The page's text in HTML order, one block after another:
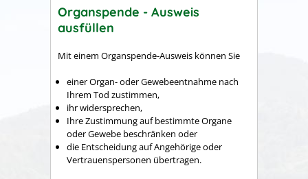
Organspende - Ausweis
ausfüllen
Mit einem Organspende-Ausweis können Sie
einer Organ- oder Gewebeentnahme nach
Ihrem Tod zustimmen,
ihr widersprechen,
Ihre Zustimmung auf bestimmte Organe
oder Gewebe beschränken oder
die Entscheidung auf Angehörige oder
Vertrauenspersonen übertragen.